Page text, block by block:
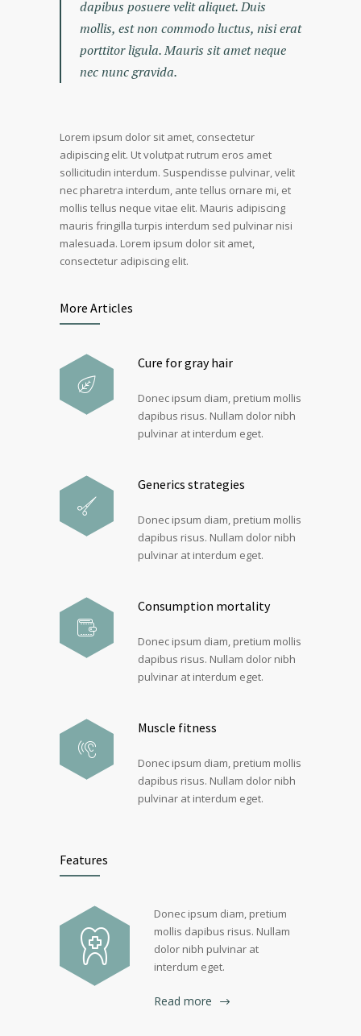
dapibus posuere velit aliquet. Duis
mollis, est non commodo luctus, nisi erat
porttitor ligula. Mauris sit amet neque
nec nunc gravida.
Lorem ipsum dolor sit amet, consectetur
adipiscing elit. Ut volutpat rutrum eros amet
sollicitudin interdum. Suspendisse pulvinar, velit
nec pharetra interdum, ante tellus ornare mi, et
mollis tellus neque vitae elit. Mauris adipiscing
mauris fringilla turpis interdum sed pulvinar nisi
malesuada. Lorem ipsum dolor sit amet,
consectetur adipiscing elit.
More Articles
Cure for gray hair
Donec ipsum diam, pretium mollis
dapibus risus. Nullam dolor nibh
pulvinar at interdum eget.
Generics strategies
Donec ipsum diam, pretium mollis
dapibus risus. Nullam dolor nibh
pulvinar at interdum eget.
Consumption mortality
Donec ipsum diam, pretium mollis
dapibus risus. Nullam dolor nibh
pulvinar at interdum eget.
Muscle fitness
Donec ipsum diam, pretium mollis
dapibus risus. Nullam dolor nibh
pulvinar at interdum eget.
Features
Donec ipsum diam, pretium
mollis dapibus risus. Nullam
dolor nibh pulvinar at
interdum eget.
Read more